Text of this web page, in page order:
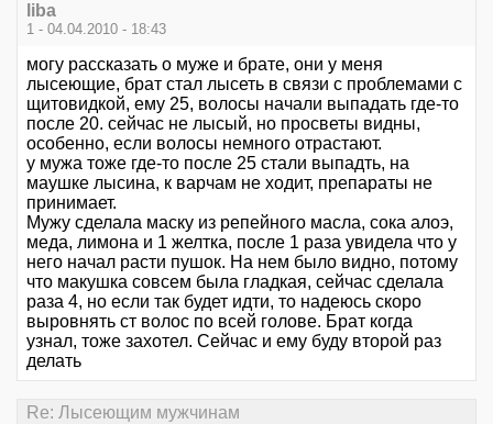
liba
1 - 04.04.2010 - 18:43
могу рассказать о муже и брате, они у меня
лысеющие, брат стал лысеть в связи с проблемами с
щитовидкой, ему 25, волосы начали выпадать где-то
после 20. сейчас не лысый, но просветы видны,
особенно, если волосы немного отрастают.
у мужа тоже где-то после 25 стали выпадть, на
маушке лысина, к варчам не ходит, препараты не
принимает.
Мужу сделала маску из репейного масла, сока алоэ,
меда, лимона и 1 желтка, после 1 раза увидела что у
него начал расти пушок. На нем было видно, потому
что макушка совсем была гладкая, сейчас сделала
раза 4, но если так будет идти, то надеюсь скоро
выровнять ст волос по всей голове. Брат когда
узнал, тоже захотел. Сейчас и ему буду второй раз
делать
Re: Лысеющим мужчинам